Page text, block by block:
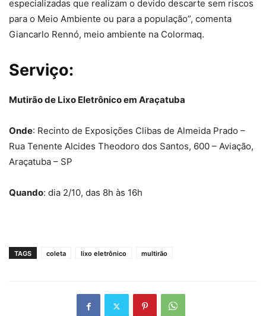
especializadas que realizam o devido descarte sem riscos
para o Meio Ambiente ou para a população”, comenta
Giancarlo Rennó, meio ambiente na Colormaq.
Serviço:
Mutirão de Lixo Eletrônico em Araçatuba
Onde: Recinto de Exposições Clibas de Almeida Prado –
Rua Tenente Alcides Theodoro dos Santos, 600 – Aviação,
Araçatuba – SP
Quando: dia 2/10, das 8h às 16h
TAGS coleta lixo eletrônico multirão